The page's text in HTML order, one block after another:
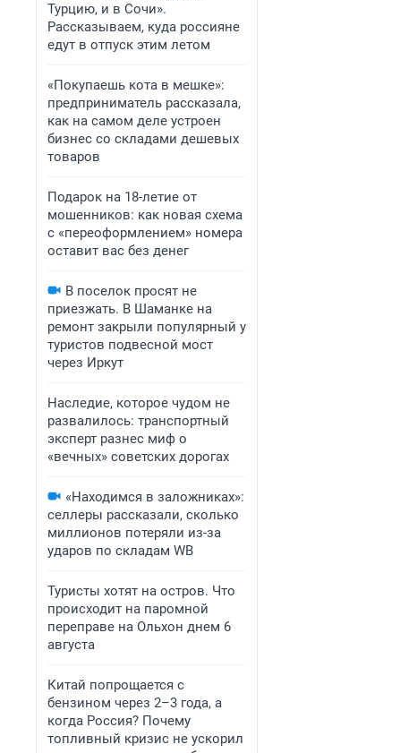
Турцию, и в Сочи».
Рассказываем, куда россияне
едут в отпуск этим летом
«Покупаешь кота в мешке»:
предприниматель рассказала,
как на самом деле устроен
бизнес со складами дешевых
товаров
Подарок на 18-летие от
мошенников: как новая схема
с «переоформлением» номера
оставит вас без денег
В поселок просят не
приезжать. В Шаманке на
ремонт закрыли популярный у
туристов подвесной мост
через Иркут
Наследие, которое чудом не
развалилось: транспортный
эксперт разнес миф о
«вечных» советских дорогах
«Находимся в заложниках»:
селлеры рассказали, сколько
миллионов потеряли из-за
ударов по складам WB
Туристы хотят на остров. Что
происходит на паромной
переправе на Ольхон днем 6
августа
Китай попрощается с
бензином через 2–3 года, а
когда Россия? Почему
топливный кризис не ускорил